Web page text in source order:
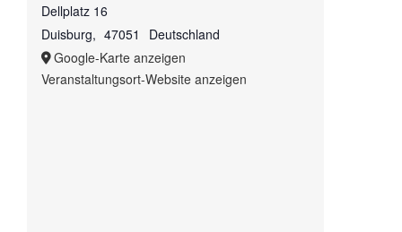
Dellplatz 16
Duisburg, 47051
Deutschland
Google-Karte anzeigen
Veranstaltungsort-Website anzeigen